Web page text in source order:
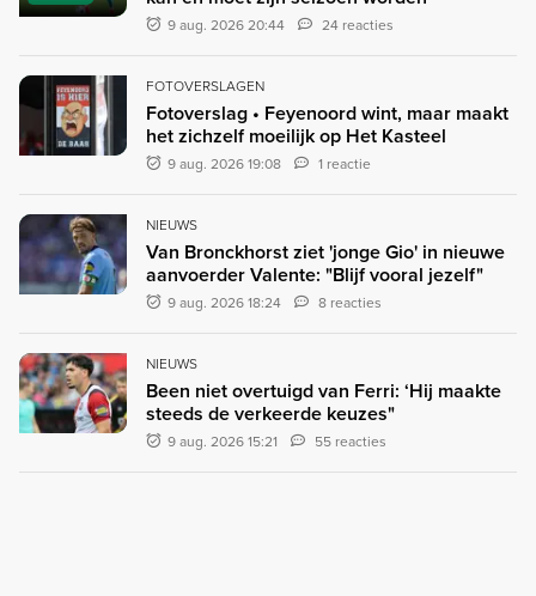
9 aug. 2026 20:44 24 reacties
FOTOVERSLAGEN
Fotoverslag • Feyenoord wint, maar maakt
het zichzelf moeilijk op Het Kasteel
9 aug. 2026 19:08 1 reactie
NIEUWS
Van Bronckhorst ziet 'jonge Gio' in nieuwe
aanvoerder Valente: "Blijf vooral jezelf"
9 aug. 2026 18:24 8 reacties
NIEUWS
Been niet overtuigd van Ferri: ‘Hij maakte
steeds de verkeerde keuzes"
9 aug. 2026 15:21 55 reacties